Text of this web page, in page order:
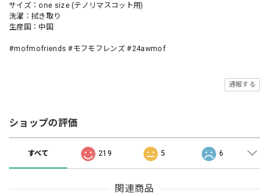
サイズ：one size (テノリマスコット用)
洗濯：拭き取り
生産国：中国
#mofmofriends #モフモフレンズ #24awmof
通報する
ショップの評価
すべて 219 5 6
関連商品